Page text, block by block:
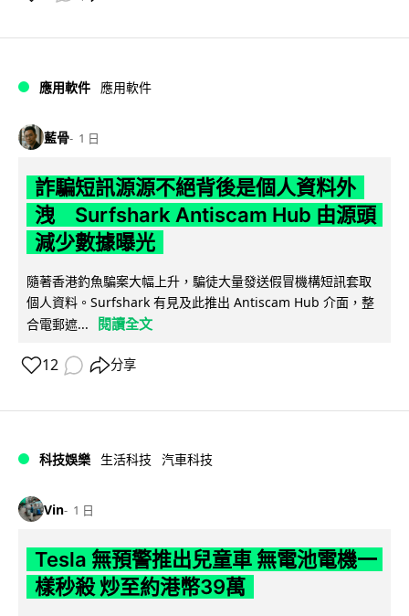
應用軟件 應用軟件
藍骨 1 日
詐騙短訊源源不絕背後是個人資料外
洩 Surfshark Antiscam Hub 由源頭
減少數據曝光
隨著香港釣魚騙案大幅上升，騙徒大量發送假冒機構短訊套取
個人資料。Surfshark 有見及此推出 Antiscam Hub 介面，整
合電郵遮...
閱讀全文
12 分享
科技娛樂 生活科技 汽車科技
Vin 1 日
Tesla 無預警推出兒童車 無電池電機一
樣秒殺 炒至約港幣39萬